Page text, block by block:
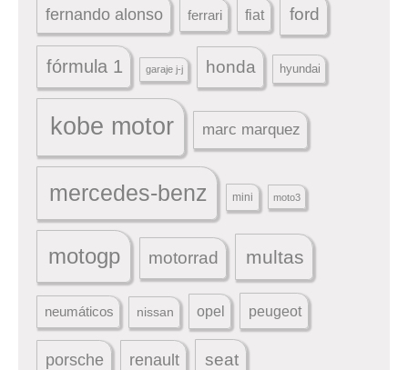
fernando alonso ferrari fiat ford
fórmula 1 garaje j-j honda hyundai
kobe motor marc marquez
mercedes-benz mini moto3
motogp motorrad multas
neumáticos nissan opel peugeot
porsche renault seat